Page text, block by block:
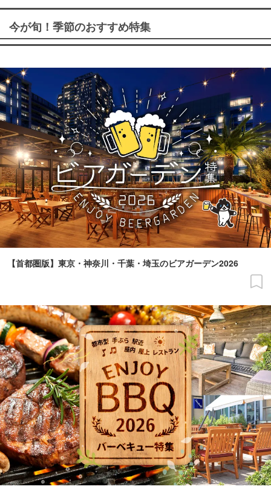
今が旬！季節のおすすめ特集
【首都圏版】東京・神奈川・千葉・埼玉のビアガーデン2026